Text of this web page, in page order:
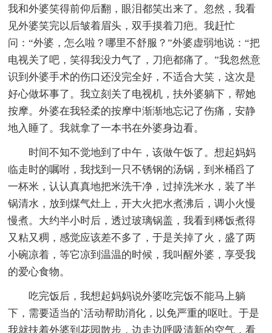
我和外婆笑得前仰后翻，眼泪都笑出来了。忽然，我看
见外婆笑完以后皱着眉头，双手摸着刀疤。我赶忙
问：“外婆，怎么啦？哪里不舒服？”外婆虚弱地说：“把
电视关了吧，笑得我没力气了，刀疤都痛了。”我忽然意
识到外婆手术的伤口还没完全好，不适合大笑，这次是
好心做坏事了。我立刻关了电视机，扶外婆躺下，帮她
按摩。外婆在我轻柔的按摩中渐渐地忘记了伤痛，安静
地入睡了。我就拿了一本书在外婆身边看。
时间不知不觉地到了中午，该做午饭了。想起妈妈
临走时的嘱咐，我找到一只不锈钢的汤锅，到米桶舀了
一杯米，认认真真地把米洗干净，过掉洗米水，装了半
锅清水，放到煤气灶上，开大火把水煮沸后，调小火慢
慢煮。大约半小时后，透过玻璃锅盖，我看到稀饭煮得
又粘又稠，感觉应该差不多了，于是关掉了火，盛了两
小碗凉着，等它凉到温温的时候，我叫醒外婆，享受我
的爱心食物。
吃完饭后，我想起妈妈说外婆吃完饭不能马上躺
下，需要适当的`活动帮助消化，以免严重的呕吐。于是
我就扶着外婆到花园散步，边走边呼吸清新的空气，看